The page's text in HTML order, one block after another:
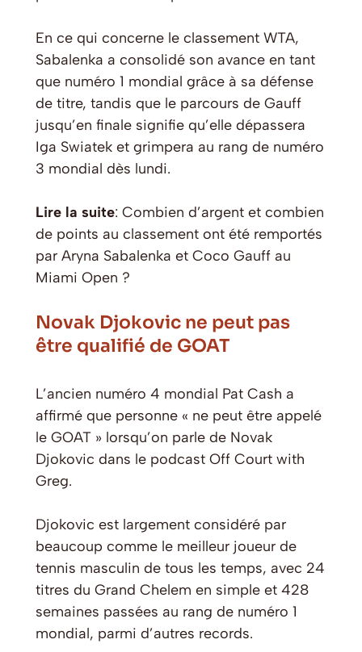
En ce qui concerne le classement WTA,
Sabalenka a consolidé son avance en tant
que numéro 1 mondial grâce à sa défense
de titre, tandis que le parcours de Gauff
jusqu’en finale signifie qu’elle dépassera
Iga Swiatek et grimpera au rang de numéro
3 mondial dès lundi.
Lire la suite: Combien d’argent et combien
de points au classement ont été remportés
par Aryna Sabalenka et Coco Gauff au
Miami Open ?
Novak Djokovic ne peut pas
être qualifié de GOAT
L’ancien numéro 4 mondial Pat Cash a
affirmé que personne « ne peut être appelé
le GOAT » lorsqu’on parle de Novak
Djokovic dans le podcast Off Court with
Greg.
Djokovic est largement considéré par
beaucoup comme le meilleur joueur de
tennis masculin de tous les temps, avec 24
titres du Grand Chelem en simple et 428
semaines passées au rang de numéro 1
mondial, parmi d’autres records.